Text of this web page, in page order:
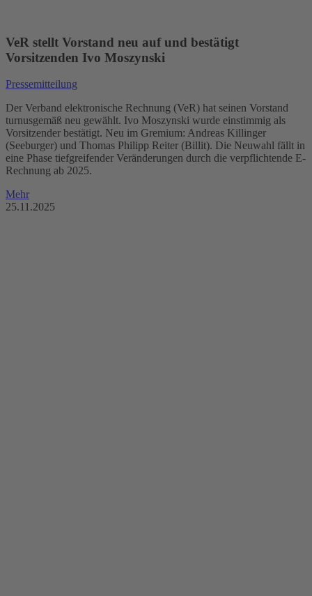
VeR stellt Vorstand neu auf und bestätigt
Vorsitzenden Ivo Moszynski
Pressemitteilung
Der Verband elektronische Rechnung (VeR) hat seinen Vorstand
turnusgemäß neu gewählt. Ivo Moszynski wurde einstimmig als
Vorsitzender bestätigt. Neu im Gremium: Andreas Killinger
(Seeburger) und Thomas Philipp Reiter (Billit). Die Neuwahl fällt in
eine Phase tiefgreifender Veränderungen durch die verpflichtende E-
Rechnung ab 2025.
Mehr
25.11.2025